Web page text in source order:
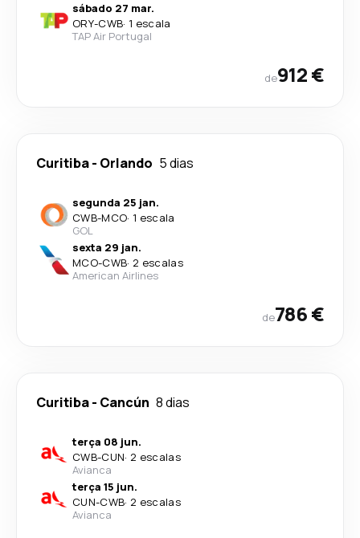
sábado 27 mar.
ORY-CWB· 1 escala
TAP Air Portugal
de912 €
Curitiba- Orlando 5 dias
segunda 25 jan.
CWB-MCO· 1 escala
GOL
sexta 29 jan.
MCO-CWB· 2 escalas
American Airlines
de786 €
Curitiba- Cancún 8 dias
terça 08 jun.
CWB-CUN· 2 escalas
Avianca
terça 15 jun.
CUN-CWB· 2 escalas
Avianca